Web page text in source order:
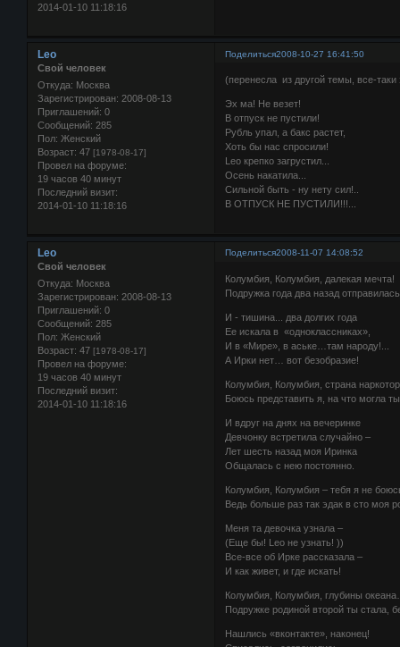
2014-01-10 11:18:16
Поделиться2008-10-27 16:41:50
Leo
Свой человек
Откуда: Москва
Зарегистрирован: 2008-08-13
Приглашений: 0
Сообщений: 285
Пол: Женский
Возраст: 47 [1978-08-17]
Провел на форуме:
19 часов 40 минут
Последний визит:
2014-01-10 11:18:16
(перенесла из другой темы, все-таки
Эх ма! Не везет!
В отпуск не пустили!
Рубль упал, а бакс растет,
Хоть бы нас спросили!
Leo крепко загрустил...
Осень накатила...
Сильной быть - ну нету сил!..
В ОТПУСК НЕ ПУСТИЛИ!!!...
Поделиться2008-11-07 14:08:52
Leo
Свой человек
Откуда: Москва
Зарегистрирован: 2008-08-13
Приглашений: 0
Сообщений: 285
Пол: Женский
Возраст: 47 [1978-08-17]
Провел на форуме:
19 часов 40 минут
Последний визит:
2014-01-10 11:18:16
Колумбия, Колумбия, далекая мечта!
Подружка года два назад
И - тишина... два долгих года
Ее искала в «одноклассниках»,
И в «Мире», в аське…там народу!...
А Ирки нет… вот безобразие!
Колумбия, Колумбия, страна
Боюсь представить я, на что могла
И вдруг на днях на вечеринке
Девчонку встретила случайно –
Лет шесть назад моя Иринка
Общалась с нею постоянно.
Колумбия, Колумбия – тебя я не
Ведь больше раз так эдак в сто моя
Меня та девочка узнала –
(Еще бы! Leo не узнать! ))
Все-все об Ирке рассказала –
И как живет, и где искать!
Колумбия, Колумбия, глубины
Подружке родиной второй ты стала,
Нашлись «вконтакте», наконец!